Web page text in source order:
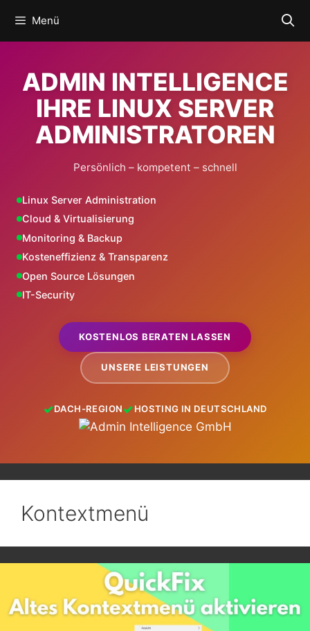
Inhalt
springen
Menü
ADMIN INTELLIGENCE
IHRE LINUX SERVER
ADMINISTRATOREN
Persönlich – kompetent – schnell
Linux Server Administration
Cloud & Virtualisierung
Monitoring & Backup
Kosteneffizienz & Transparenz
Open Source Lösungen
IT-Security
KOSTENLOS BERATEN LASSEN
UNSERE LEISTUNGEN
DACH-REGION HOSTING IN DEUTSCHLAND
Kontextmenü